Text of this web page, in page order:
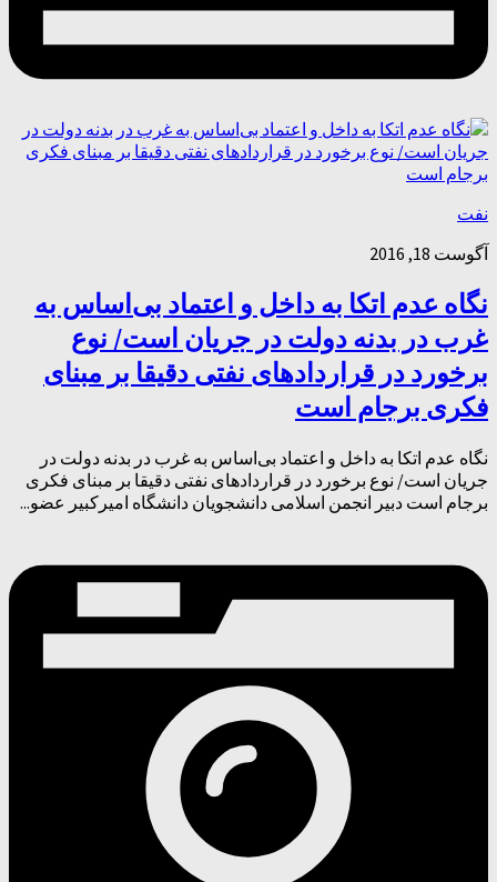
نفت
آگوست 18, 2016
نگاه عدم اتکا به داخل و اعتماد بی‌اساس به
غرب در بدنه دولت در جریان است/ نوع
برخورد در قراردادهای نفتی دقیقا بر مبنای
فکری برجام است
نگاه عدم اتکا به داخل و اعتماد بی‌اساس به غرب در بدنه دولت در
جریان است/ نوع برخورد در قراردادهای نفتی دقیقا بر مبنای فکری
برجام است دبیر انجمن اسلامی دانشجویان دانشگاه امیرکبیر عضو...